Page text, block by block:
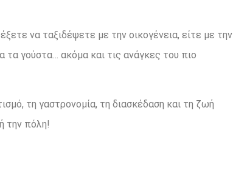
να ταξιδέψετε με την οικογένεια, είτε με την
γούστα… ακόμα και τις ανάγκες του πιο
τη γαστρονομία, τη διασκέδαση και τη ζωή
την πόλη!